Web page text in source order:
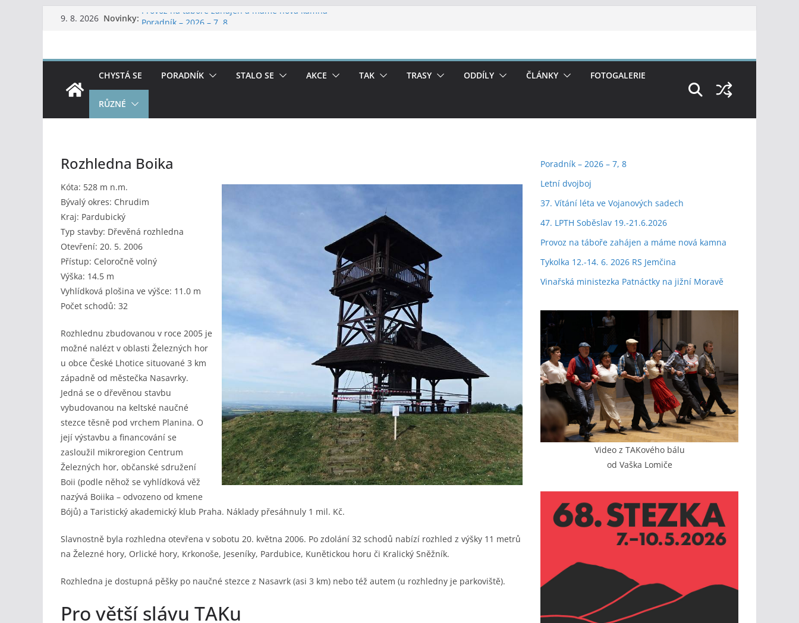
Přeskočit
9. 8. 2026 Novinky: Provoz na táboře zahájen a máme nová kamna
CHYSTÁ SE
PORADNÍK STALO SE AKCE TAK TRASY ODDÍLY ČLÁNKY FOTOGALERIE
RŮZNÉ
Rozhledna Boika
Kóta: 528 m n.m.
Bývalý okres: Chrudim
Kraj: Pardubický
Typ stavby: Dřevěná rozhledna
Otevření: 20. 5. 2006
Přístup: Celoročně volný
Výška: 14.5 m
Vyhlídková plošina ve výšce: 11.0 m
Počet schodů: 32
Rozhlednu zbudovanou v roce 2005 je
možné nalézt v oblasti Železných hor
u obce České Lhotice situované 3 km
západně od městečka Nasavrky.
Jedná se o dřevěnou stavbu
vybudovanou na keltské naučné
stezce těsně pod vrchem Planina. O
její výstavbu a financování se
zasloužil mikroregion Centrum
Železných hor, občanské sdružení
Boii (podle něhož se vyhlídková věž
nazývá Boiika – odvozeno od kmene
Bójů) a Taristický akademický klub Praha. Náklady přesáhnuly 1 mil. Kč.
Slavnostně byla rozhledna otevřena v sobotu 20. května 2006. Po zdolání 32 schodů nabízí rozhled z výšky 11 metrů
na Železné hory, Orlické hory, Krkonoše, Jeseníky, Pardubice, Kunětickou horu či Kralický Sněžník.
Rozhledna je dostupná pěšky po naučné stezce z Nasavrk (asi 3 km) nebo též autem (u rozhledny je parkoviště).
Pro větší slávu TAKu
Poradník – 2026 – 7, 8
Letní dvojboj
37. Vítání léta ve Vojanových sadech
47. LPTH Soběslav 19.-21.6.2026
Provoz na táboře zahájen a máme nová kamna
Tykolka 12.-14. 6. 2026 RS Jemčina
Vinařská ministezka Patnáctky na jižní Moravě
Video z TAKového bálu
od Vaška Lomiče